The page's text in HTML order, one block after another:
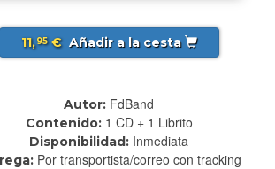
11,95€ Añadir a la cesta
Autor: FdBand
Contenido: 1 CD + 1 Librito
Disponibilidad: Inmediata
Por transportista/correo con tracking